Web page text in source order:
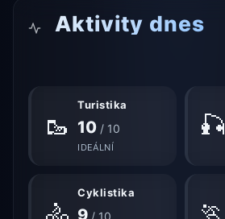
Aktivity dnes
🥾
Turistika
10 / 10
IDEÁLNÍ
🎣
Cyklistika
9 / 10